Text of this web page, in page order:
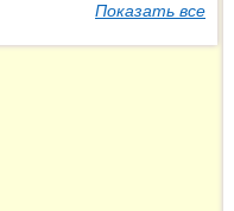
Показать все